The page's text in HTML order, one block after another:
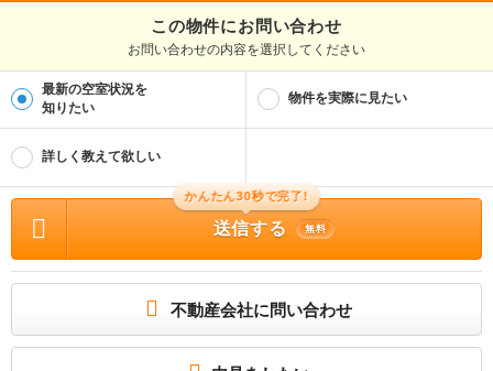
北海道知事渡島(2)第1212号
仲介
物件管理番号
99486337
※お問い合わせの際には、担当者へ物件管理番号をお伝えください。
物件の所在地 : 北海道茅部郡森町字常盤町 / 交通の利便 : 函館本線/東森 徒歩17分 /
面積 : 46.62m² / 築年月 : 2003年04月 / 賃料 : 5.3万円 / 管理費又は共益費等 : －
/ 礼金等 : 1ヶ月 / 敷金 : 無料、保証金等 : －、 償却、敷引 : － / 住宅総合保険等
の損害保険料 : 20000円(2年) / その他 : － / 駐車場 : 空有
★詳細はアパマンショップ0138‐48‐0145まで★
(公社)北海道宅地建物取引業協会
(一社) 北海道不動産公正取引協議会加盟
この物件にお問い合わせ
お問い合わせの内容を選択してください
最新の空室状況を
知りたい
物件を実際に見たい
詳しく教えて欲しい
かんたん30秒で完了!
送信する 無料
不動産会社に問い合わせ